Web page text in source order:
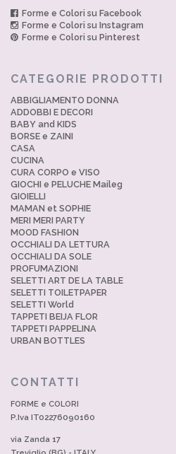
Forme e Colori su Facebook
Forme e Colori su Instagram
Forme e Colori su Pinterest
CATEGORIE PRODOTTI
ABBIGLIAMENTO DONNA
ADDOBBI E DECORI
BABY and KIDS
BORSE e ZAINI
CASA
CUCINA
CURA CORPO e VISO
GIOCHI e PELUCHE Maileg
GIOIELLI
MAMAN et SOPHIE
MERI MERI PARTY
MOOD FASHION
OCCHIALI DA LETTURA
OCCHIALI DA SOLE
PROFUMAZIONI
SELETTI ART DE LA TABLE
SELETTI TOILETPAPER
SELETTI World
TAPPETI BEIJA FLOR
TAPPETI PAPPELINA
URBAN BOTTLES
CONTATTI
FORME e COLORI
P.Iva IT02276090160
via Zanda 17